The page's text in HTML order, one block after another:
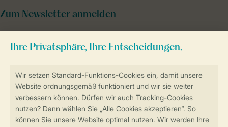
Sicher und schnell zur Online-Buchung
Sichere Datenübertragung
Zum Newsletter anmelden